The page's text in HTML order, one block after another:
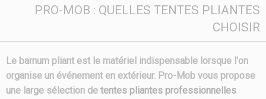
PRO-MOB : QUELLES TENTES PLIANTES
CHOISIR
Le barnum pliant est le matériel indispensable lorsque l'on
organise un événement en extérieur. Pro-Mob vous propose
une large sélection de tentes pliantes professionnelles